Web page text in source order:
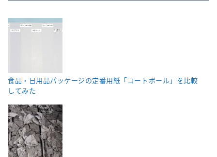
食品・日用品パッケージの定番用紙「コートボール」を比較
してみた